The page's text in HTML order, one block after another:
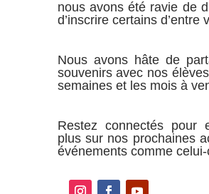
nous avons été ravie de
d’inscrire certains d’entre
Nous avons hâte de
souvenirs avec nos
semaines et les mois à
Restez connectés pour
plus sur nos prochaines
événements comme celui-